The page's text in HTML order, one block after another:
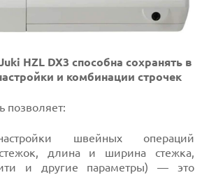
HZL DX3 способна сохранять в
и комбинации строчек
позволяет:
швейных операций
длина и ширина стежка,
и другие параметры) — это